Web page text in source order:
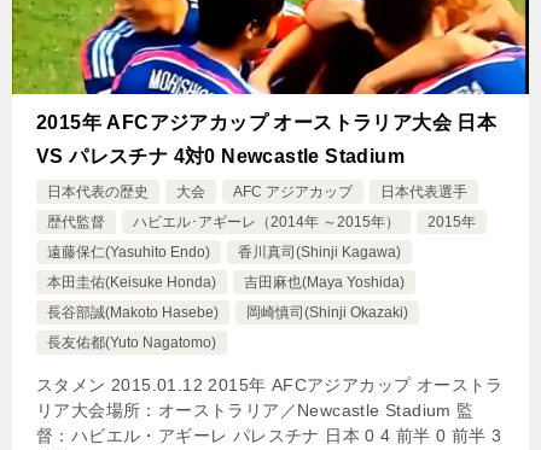
2015年 AFCアジアカップ オーストラリア大会 日本
VS パレスチナ 4対0 Newcastle Stadium
日本代表の歴史 大会 AFC アジアカップ
日本代表選手
歴代監督
ハビエル･アギーレ（2014年 ～2015年）
2015年
遠藤保仁(Yasuhito Endo)
香川真司(Shinji Kagawa)
本田圭佑(Keisuke Honda)
吉田麻也(Maya Yoshida)
長谷部誠(Makoto Hasebe)
岡崎慎司(Shinji Okazaki)
長友佑都(Yuto Nagatomo)
スタメン 2015.01.12 2015年 AFCアジアカップ オーストラ
リア大会場所：オーストラリア／Newcastle Stadium 監
督：ハビエル・アギーレ パレスチナ 日本 0 4 前半 0 前半 3